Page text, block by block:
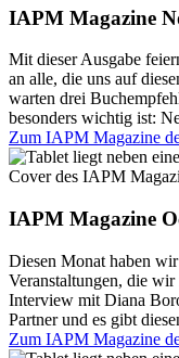
IAPM Magazine
Mit dieser Ausgabe
an alle, die uns auf
warten drei
besonders wichtig ist:
Zum IAPM Magazine
IAPM Magazine
Diesen Monat haben
Veranstaltungen, die
Interview mit Diana
Partner und es gibt
Zum IAPM Magazine